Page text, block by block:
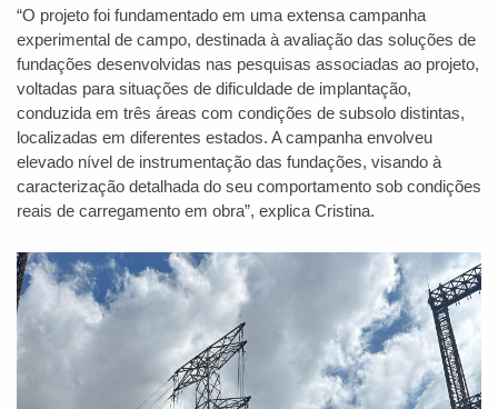
“O projeto foi fundamentado em uma extensa campanha
experimental de campo, destinada à avaliação das soluções de
fundações desenvolvidas nas pesquisas associadas ao projeto,
voltadas para situações de dificuldade de implantação,
conduzida em três áreas com condições de subsolo distintas,
localizadas em diferentes estados. A campanha envolveu
elevado nível de instrumentação das fundações, visando à
caracterização detalhada do seu comportamento sob condições
reais de carregamento em obra”, explica Cristina.